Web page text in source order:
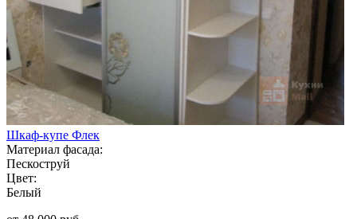
Шкаф-купе Флек
Материал фасада:
Пескоструй
Цвет:
Белый